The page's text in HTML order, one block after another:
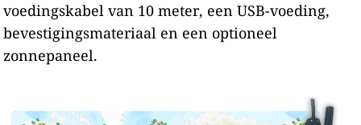
voedingskabel van 10 meter, een USB-voeding,
bevestigingsmateriaal en een optioneel
zonnepaneel.